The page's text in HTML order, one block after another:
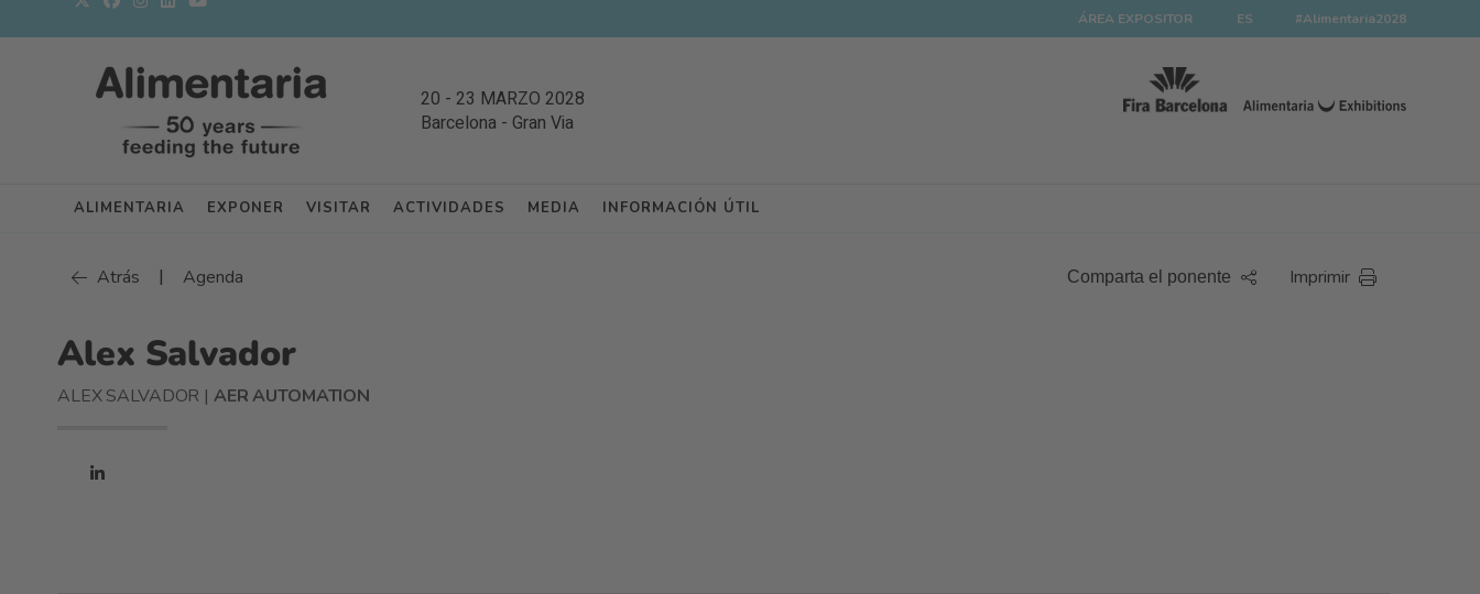
ÁREA EXPOSITOR ES #Alimentaria2028
20 - 23 MARZO 2028
Barcelona - Gran Via
ALIMENTARIA EXPONER VISITAR ACTIVIDADES MEDIA INFORMACIÓN ÚTIL
Atrás | Agenda Comparta el ponente Imprimir
Alex Salvador
ALEX SALVADOR | AER AUTOMATION